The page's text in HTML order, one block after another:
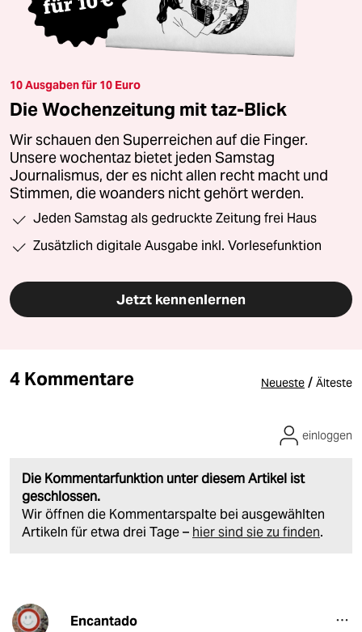
10 Ausgaben für 10 Euro
Die Wochenzeitung mit taz-Blick
Wir schauen den Superreichen auf die Finger.
Unsere wochentaz bietet jeden Samstag
Journalismus, der es nicht allen recht macht und
Stimmen, die woanders nicht gehört werden.
Jeden Samstag als gedruckte Zeitung frei Haus
Zusätzlich digitale Ausgabe inkl. Vorlesefunktion
Jetzt kennenlernen
4 Kommentare Neueste / Älteste
Die Kommentarfunktion unter diesem Artikel ist
geschlossen.
Wir öffnen die Kommentarspalte bei ausgewählten
Artikeln für etwa drei Tage – hier sind sie zu finden.
einloggen
Encantado